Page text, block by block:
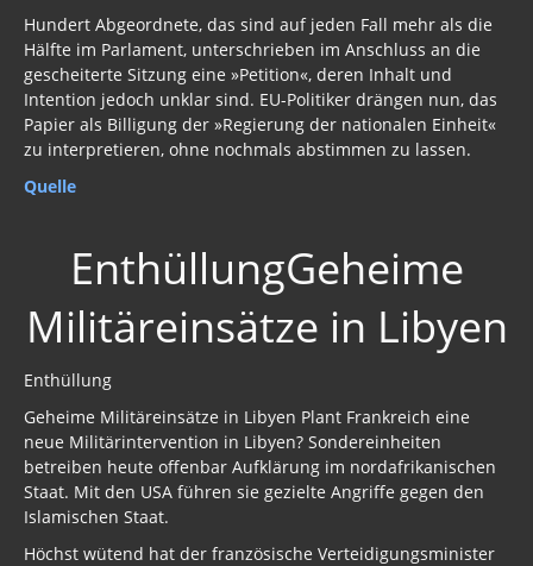
Hundert Abgeordnete, das sind auf jeden Fall mehr als die
Hälfte im Parlament, unterschrieben im Anschluss an die
gescheiterte Sitzung eine »Petition«, deren Inhalt und
Intention jedoch unklar sind. EU-Politiker drängen nun, das
Papier als Billigung der »Regierung der nationalen Einheit«
zu interpretieren, ohne nochmals abstimmen zu lassen.
Quelle
EnthüllungGeheime
Militäreinsätze in Libyen
Enthüllung
Geheime Militäreinsätze in Libyen Plant Frankreich eine
neue Militärintervention in Libyen? Sondereinheiten
betreiben heute offenbar Aufklärung im nordafrikanischen
Staat. Mit den USA führen sie gezielte Angriffe gegen den
Islamischen Staat.
Höchst wütend hat der französische Verteidigungsminister